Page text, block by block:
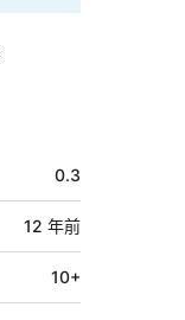
0.3
12 年前
10+